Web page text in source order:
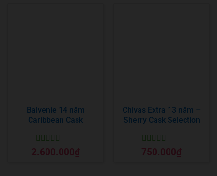
Balvenie 14 năm
Caribbean Cask
Được xếp
hạng55 sao
2.600.000₫
Chivas Extra 13 năm –
Sherry Cask Selection
Được xếp
hạng55 sao
750.000₫